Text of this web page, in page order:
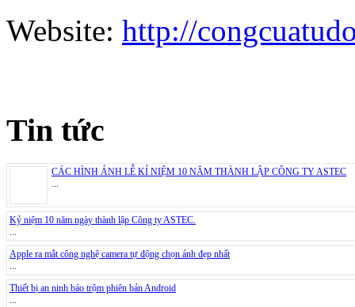
Website: http://
Tin tức
CÁC HÌNH ẢNH LỄ KỈ NIỆM 10 NĂM THÀNH LẬP CÔNG TY ASTEC
...
Kỷ niệm 10 năm ngày thành lập Công ty ASTEC.
...
Apple ra mắt công nghệ camera tự động chọn ảnh đẹp nhất
...
Thiết bị an ninh báo trộm phiên bản Android
...